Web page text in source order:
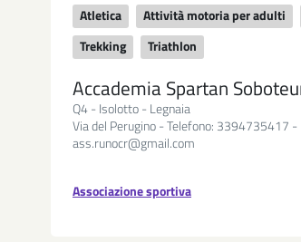
Atletica Attività motoria per adulti
Trekking
Triathlon
Accademia Spartan
Q4 - Isolotto - Legnaia
Via del Perugino - Telefono: 3394735417 -
ass.runocr@gmail.com
Associazione sportiva